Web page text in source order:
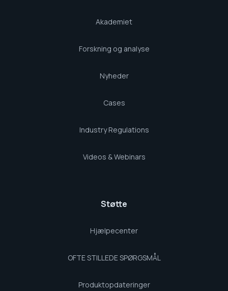
Akademiet
Forskning og analyse
Nyheder
Cases
Industry Regulations
Videos & Webinars
Støtte
Hjælpecenter
OFTE STILLEDE SPØRGSMÅL
Produktopdateringer